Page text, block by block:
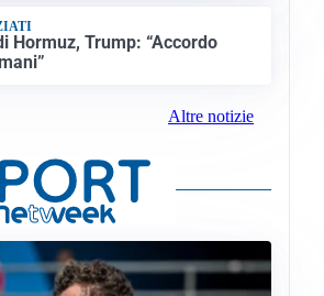
Hormuz, Trump: “Accordo
Altre notizie